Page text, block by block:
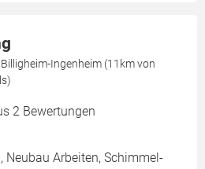
Ingenheim (11km von
2 Bewertungen
Neubau Arbeiten, Schimmel-